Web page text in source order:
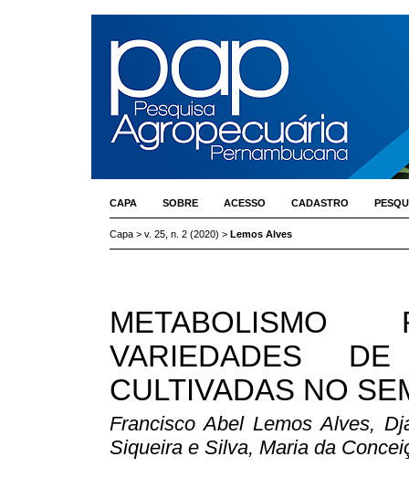
CAPA SOBRE ACESSO CADASTRO
Capa > v. 25, n. 2 (2020) > Lemos Alves
METABOLISMO
VARIEDADES
CULTIVADAS NO
Francisco Abel Lemos Alves,
Siqueira e Silva, Maria da